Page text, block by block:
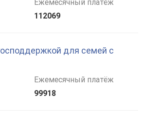
Ежемесячный платёж
112069
для семей с
Ежемесячный платёж
99918